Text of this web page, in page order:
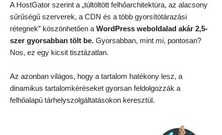
A HostGator szerint a „túltöltött felhőarchitektúra, az alacsony
sűrűségű szerverek, a CDN és a több gyorsítótárazási
rétegnek” köszönhetően aWordPress weboldalad akár 2,5-
szer gyorsabban tölt be. Gyorsabban, mint mi, pontosan?
Nos, ez egy kicsit tisztázatlan.
Az azonban világos, hogy a tartalom hatékony lesz, a
dinamikus tartalomkéréseket gyorsan feldolgozzák a
felhőalapú tárhelyszolgáltatásokon keresztül.